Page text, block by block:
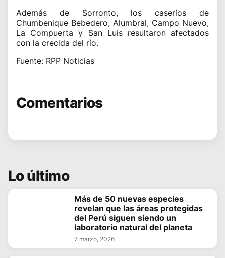
Además de Sorronto, los caseríos de
Chumbenique Bebedero, Alumbral, Campo Nuevo,
La Compuerta y San Luis resultaron afectados
con la crecida del río.
Fuente: RPP Noticias
Comentarios
Lo último
Más de 50 nuevas especies
revelan que las áreas protegidas
del Perú siguen siendo un
laboratorio natural del planeta
7 marzo, 2026